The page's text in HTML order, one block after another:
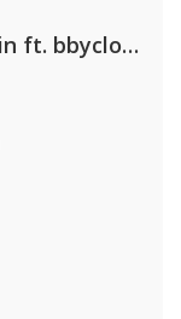
BL3SS x CamrinWatsin ft. bbyclose